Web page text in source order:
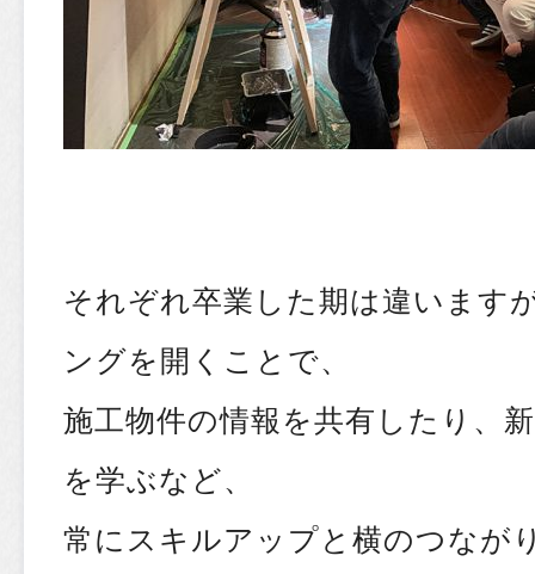
それぞれ卒業した期は違います
ングを開くことで、
施工物件の情報を共有したり、
を学ぶなど、
常にスキルアップと横のつなが